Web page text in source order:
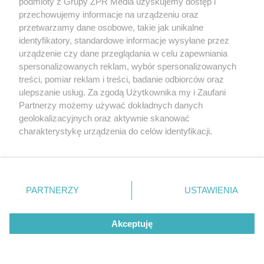
Bydgoszcz rozgromiła
Polonię Piła. Kto zdobył
najwięcej punktów?
TENIS
tenisista odpadł z turnieju
przechowujemy informacje na urządzeniu oraz
przetwarzamy dane osobowe, takie jak unikalne
identyfikatory, standardowe informacje wysyłane przez
urządzenie czy dane przeglądania w celu zapewniania
spersonalizowanych reklam, wybór spersonalizowanych
treści, pomiar reklam i treści, badanie odbiorców oraz
ulepszanie usług. Za zgodą Użytkownika my i Zaufani
Partnerzy możemy używać dokładnych danych
geolokalizacyjnych oraz aktywnie skanować
charakterystykę urządzenia do celów identyfikacji.
zmienić/wycofać klikając przycisk ustawień prywatności
znajdujący się w lewym dolnym rogu strony
rodzaje przetwarzania danych nie wymagają zgody
użytkownika, ale masz prawo sprzeciwić się takiemu
przetwarzaniu. Preferencje będą miały zastosowanie tylko
PARTNERZY USTAWIENIA
Akceptuję